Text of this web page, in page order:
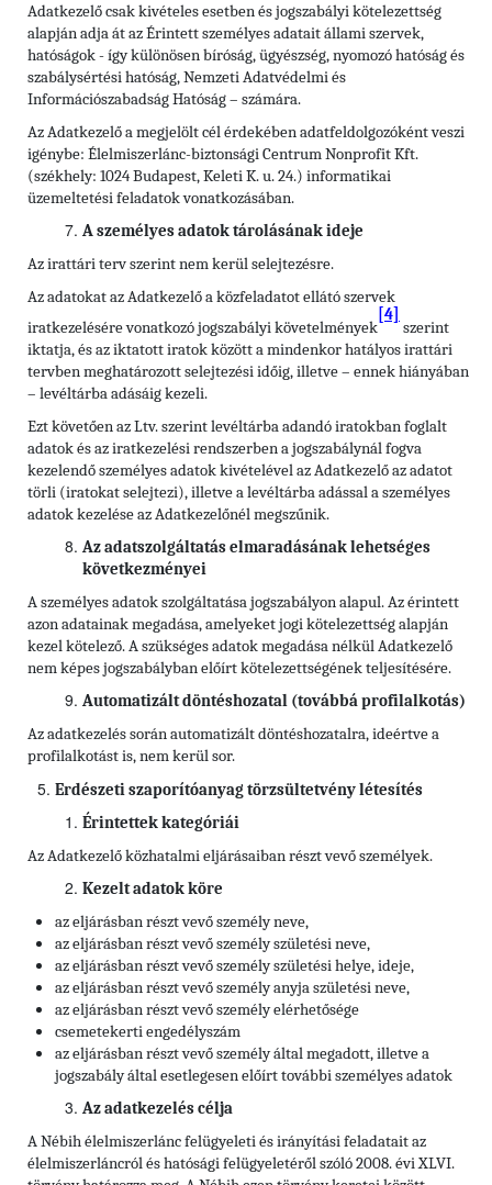
Adatkezelő csak kivételes esetben és jogszabályi kötelezettség
alapján adja át az Érintett személyes adatait állami szervek,
hatóságok - így különösen bíróság, ügyészség, nyomozó hatóság és
szabálysértési hatóság, Nemzeti Adatvédelmi és
Információszabadság Hatóság – számára.
Az Adatkezelő a megjelölt cél érdekében adatfeldolgozóként veszi
igénybe: Élelmiszerlánc-biztonsági Centrum Nonprofit Kft.
(székhely: 1024 Budapest, Keleti K. u. 24.) informatikai
üzemeltetési feladatok vonatkozásában.
A személyes adatok tárolásának ideje
Az irattári terv szerint nem kerül selejtezésre.
Az adatokat az Adatkezelő a közfeladatot ellátó szervek
iratkezelésére vonatkozó jogszabályi követelmények
[4]
szerint
iktatja, és az iktatott iratok között a mindenkor hatályos irattári
tervben meghatározott selejtezési időig, illetve – ennek hiányában
– levéltárba adásáig kezeli.
Ezt követően az Ltv. szerint levéltárba adandó iratokban foglalt
adatok és az iratkezelési rendszerben a jogszabálynál fogva
kezelendő személyes adatok kivételével az Adatkezelő az adatot
törli (iratokat selejtezi), illetve a levéltárba adással a személyes
adatok kezelése az Adatkezelőnél megszűnik.
Az adatszolgáltatás elmaradásának lehetséges
következményei
A személyes adatok szolgáltatása jogszabályon alapul. Az érintett
azon adatainak megadása, amelyeket jogi kötelezettség alapján
kezel kötelező. A szükséges adatok megadása nélkül Adatkezelő
nem képes jogszabályban előírt kötelezettségének teljesítésére.
Automatizált döntéshozatal (továbbá profilalkotás)
Az adatkezelés során automatizált döntéshozatalra, ideértve a
profilalkotást is, nem kerül sor.
Erdészeti szaporítóanyag törzsültetvény létesítés
Érintettek kategóriái
Az Adatkezelő közhatalmi eljárásaiban részt vevő személyek.
Kezelt adatok köre
az eljárásban részt vevő személy neve,
az eljárásban részt vevő személy születési neve,
az eljárásban részt vevő személy születési helye, ideje,
az eljárásban részt vevő személy anyja születési neve,
az eljárásban részt vevő személy elérhetősége
csemetekerti engedélyszám
az eljárásban részt vevő személy által megadott, illetve a
jogszabály által esetlegesen előírt további személyes adatok
Az adatkezelés célja
A Nébih élelmiszerlánc felügyeleti és irányítási feladatait az
élelmiszerláncról és hatósági felügyeletéről szóló 2008. évi XLVI.